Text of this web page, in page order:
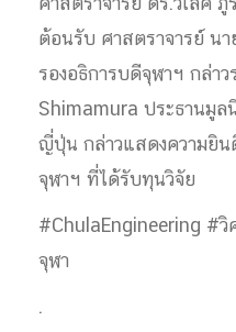
ต้อนรับ ศาสตราจารย์ น
รองอธิการบดีจุฬาฯ กล่า
Shimamura ประธานมูล
ญี่ปุ่น กล่าวแสดงความยิ
จุฬาฯ ที่ได้รับทุนวิจัย
#ChulaEngineering #
จุฬา
.